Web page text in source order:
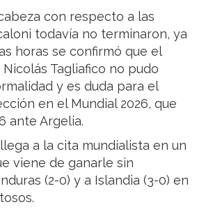
con respecto a las
todavía no terminaron, ya
horas se confirmó que el
Tagliafico no pudo
y es duda para el
en el Mundial 2026, que
ante Argelia.
a la cita mundialista en un
viene de ganarle sin
(2-0) y a Islandia (3-0) en